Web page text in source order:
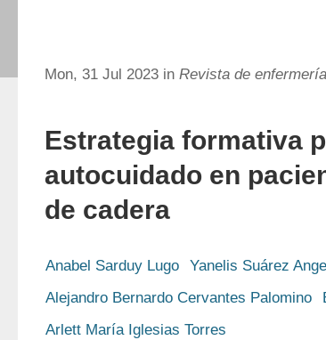
Mon, 31 Jul 2023 in Revista de
Estrategia formativa
autocuidado en
de cadera
Anabel Sarduy Lugo Yanelis Suárez
Alejandro Bernardo Cervantes Palomino
Arlett María Iglesias Torres